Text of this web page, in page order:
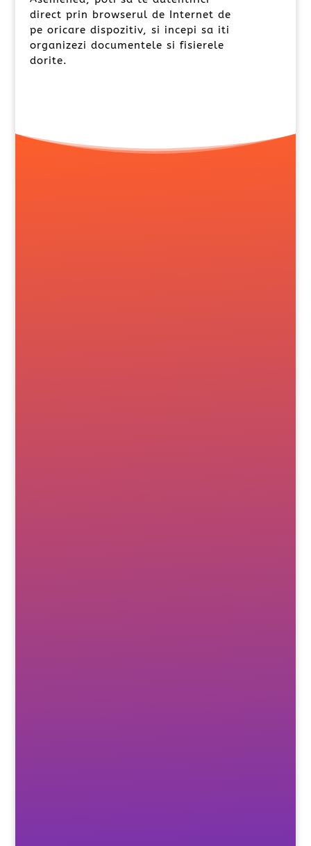
direct prin browserul de Internet de
pe oricare dispozitiv, si incepi sa iti
organizezi documentele si fisierele
dorite.